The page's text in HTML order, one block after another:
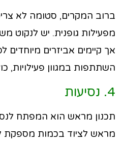
ברוב המקרים, סטומה לא
מפעילות גופנית. יש לנקוט
אך קיימים אביזרים
השתתפות במגוון פעילויות,
4. נסיעות
תכנון מראש הוא המפתח
מראש לציוד בכמות מספקת